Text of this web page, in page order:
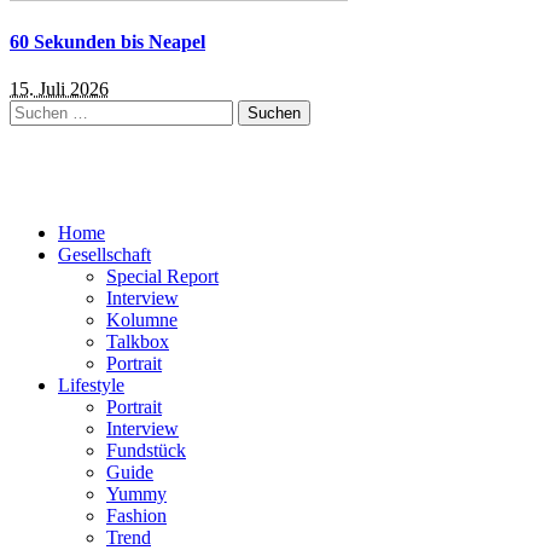
60 Sekunden bis Neapel
15. Juli 2026
Suchen
nach:
Home
Gesellschaft
Special Report
Interview
Kolumne
Talkbox
Portrait
Lifestyle
Portrait
Interview
Fundstück
Guide
Yummy
Fashion
Trend